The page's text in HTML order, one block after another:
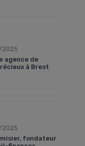
2025
agence de
à Brest
2025
fondateur